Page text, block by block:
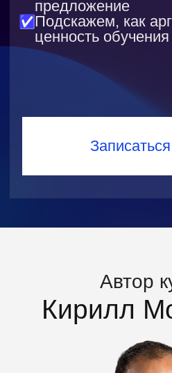
Текстовые уроки и квизы, практика
на воркшопах, а также
работы к урокам
и практика локально
Раз в неделю воркшоп вместе с
наставником и спикером курса, где
Воркшопы и лайвкодинг